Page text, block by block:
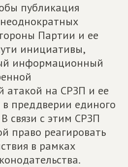
публикация
Партии и ее
инициативы,
информационный
на СРЗП и ее
преддверии единого
связи с этим СРЗП
право реагировать
в рамках